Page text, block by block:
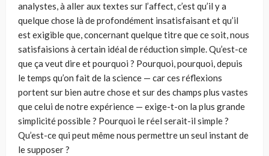
analystes, à aller aux textes sur l’affect, c’est qu’il y a
quelque chose là de profondément insatisfaisant et qu’il
est exigible que, concernant quelque titre que ce soit, nous
satisfaisions à certain idéal de réduction simple. Qu’est-ce
que ça veut dire et pourquoi ? Pourquoi, pourquoi, depuis
le temps qu’on fait de la science — car ces réflexions
portent sur bien autre chose et sur des champs plus vastes
que celui de notre expérience — exige-t-on la plus grande
simplicité possible ? Pourquoi le réel serait-il simple ?
Qu’est-ce qui peut même nous permettre un seul instant de
le supposer ?